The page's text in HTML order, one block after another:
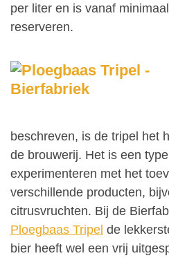
per liter en is vanaf
reserveren.
beschreven, is de tripel het
de brouwerij. Het is een
experimenteren met het
verschillende producten,
citrusvruchten. Bij de
Ploegbaas Tripel de
bier heeft wel een vrij